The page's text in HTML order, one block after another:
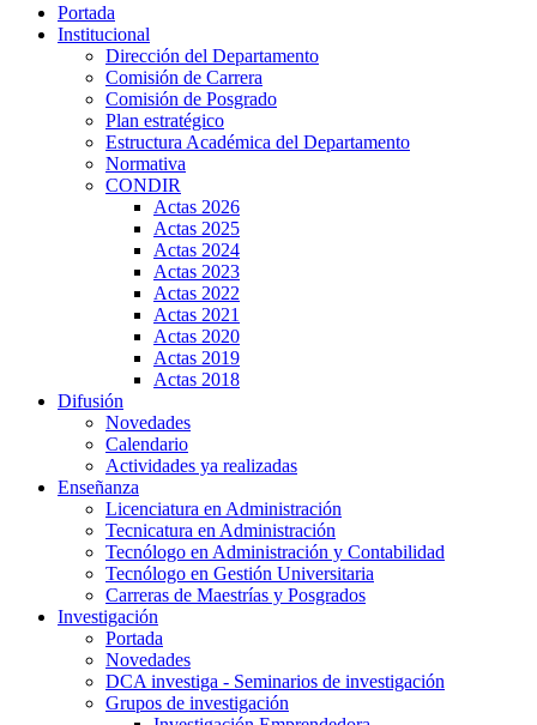
Portada
Institucional
Dirección del Departamento
Comisión de Carrera
Comisión de Posgrado
Plan estratégico
Estructura Académica del Departamento
Normativa
CONDIR
Actas 2026
Actas 2025
Actas 2024
Actas 2023
Actas 2022
Actas 2021
Actas 2020
Actas 2019
Actas 2018
Difusión
Novedades
Calendario
Actividades ya realizadas
Enseñanza
Licenciatura en Administración
Tecnicatura en Administración
Tecnólogo en Administración y Contabilidad
Tecnólogo en Gestión Universitaria
Carreras de Maestrías y Posgrados
Investigación
Portada
Novedades
DCA investiga - Seminarios de investigación
Grupos de investigación